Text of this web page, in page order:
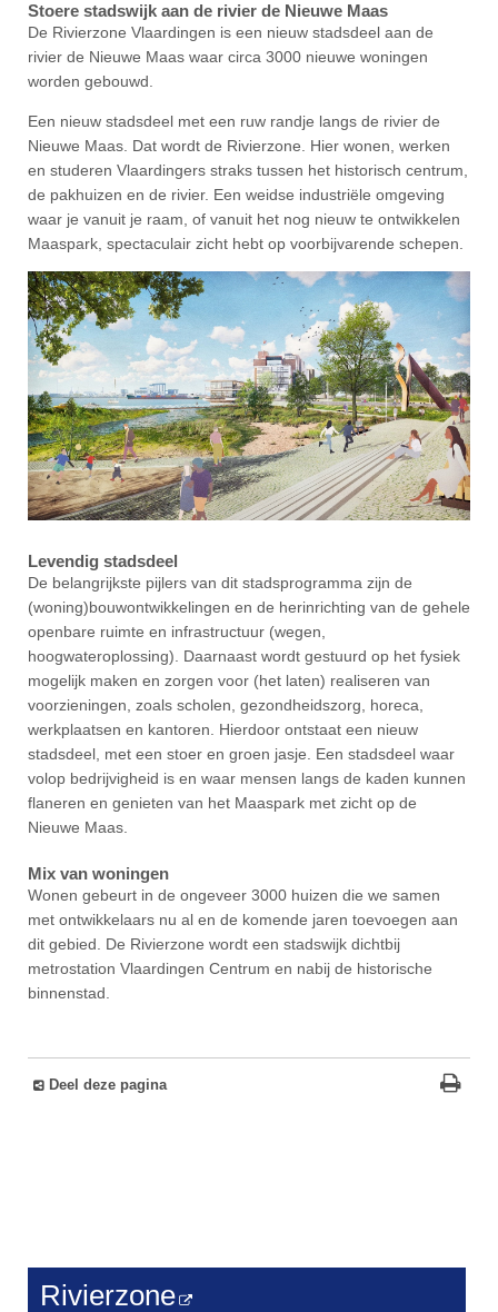
Stoere stadswijk aan de rivier de Nieuwe Maas
De Rivierzone Vlaardingen is een nieuw stadsdeel aan de
rivier de Nieuwe Maas waar circa 3000 nieuwe woningen
worden gebouwd.
Een nieuw stadsdeel met een ruw randje langs de rivier de
Nieuwe Maas. Dat wordt de Rivierzone. Hier wonen, werken
en studeren Vlaardingers straks tussen het historisch centrum,
de pakhuizen en de rivier. Een weidse industriële omgeving
waar je vanuit je raam, of vanuit het nog nieuw te ontwikkelen
Maaspark, spectaculair zicht hebt op voorbijvarende schepen.
Levendig stadsdeel
De belangrijkste pijlers van dit stadsprogramma zijn de
(woning)bouwontwikkelingen en de herinrichting van de gehele
openbare ruimte en infrastructuur (wegen,
hoogwateroplossing). Daarnaast wordt gestuurd op het fysiek
mogelijk maken en zorgen voor (het laten) realiseren van
voorzieningen, zoals scholen, gezondheidszorg, horeca,
werkplaatsen en kantoren. Hierdoor ontstaat een nieuw
stadsdeel, met een stoer en groen jasje. Een stadsdeel waar
volop bedrijvigheid is en waar mensen langs de kaden kunnen
flaneren en genieten van het Maaspark met zicht op de
Nieuwe Maas.
Mix van woningen
Wonen gebeurt in de ongeveer 3000 huizen die we samen
met ontwikkelaars nu al en de komende jaren toevoegen aan
dit gebied. De Rivierzone wordt een stadswijk dichtbij
metrostation Vlaardingen Centrum en nabij de historische
binnenstad.
Deel deze pagina
Rivierzone